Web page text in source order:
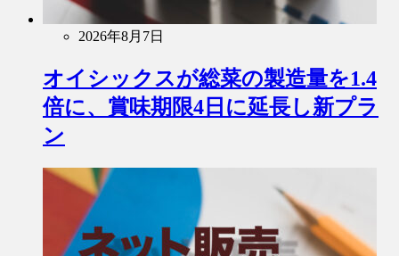
2026年8月7日
オイシックスが総菜の製造量を1.4
倍に、賞味期限4日に延長し新プラ
ン